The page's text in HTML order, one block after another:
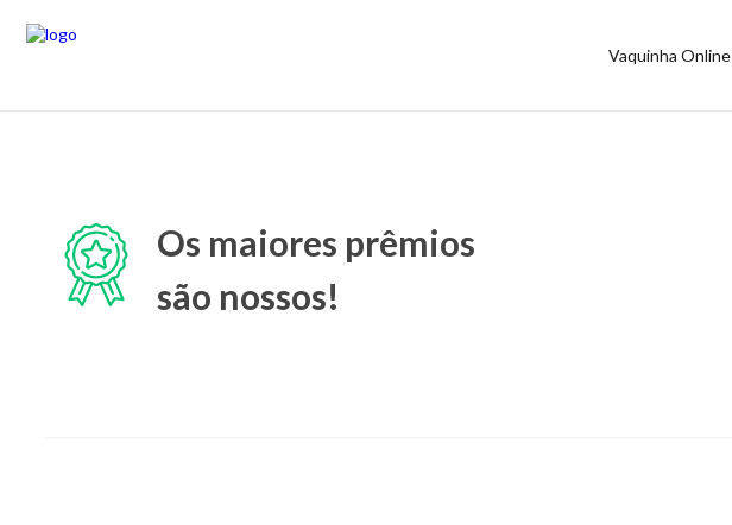
Vaquinha Online
Os maiores prêmios
são nossos!